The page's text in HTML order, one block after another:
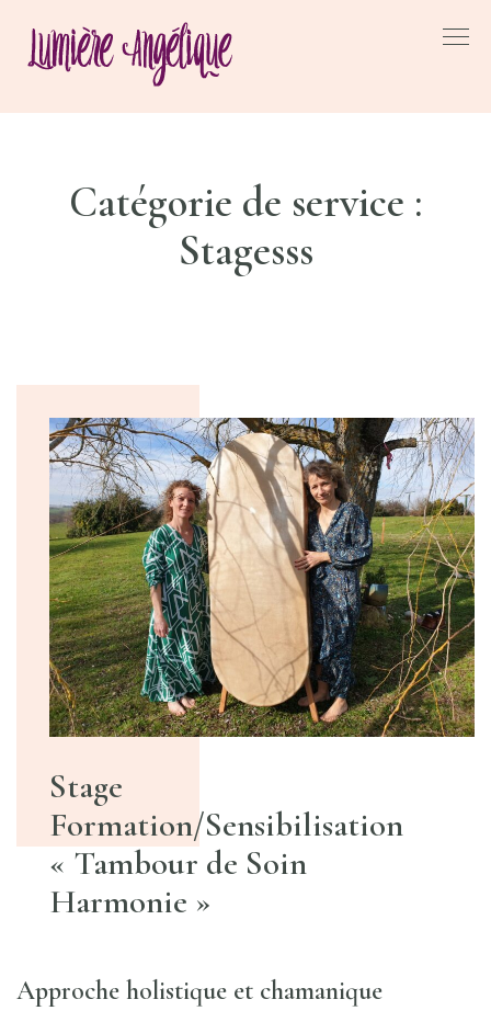
ANGÉLIQUE
Catégorie de service :
Stagesss
Stage
Formation/Sensibilisation
« Tambour de Soin
Harmonie »
Approche holistique et chamanique